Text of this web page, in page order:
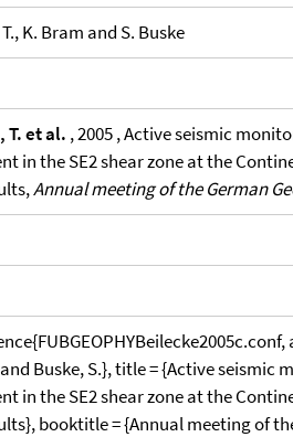
K. Bram and S. Buske
T. et al. , 2005 , Active seismic
in the SE2 shear zone at the
Annual meeting of the German
Buske, S.}, title = {Active seismic
in the SE2 shear zone at the
booktitle = {Annual meeting of